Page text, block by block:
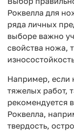
Роквелла для
ряда личных
выборе важно
свойства ножа,
Например, если
тяжелых работ,
рекомендуется
Роквелла,
твердость,